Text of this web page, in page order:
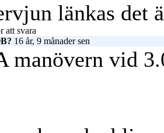
länkas det
att svara
16 år, 9 månader sen
manövern vid